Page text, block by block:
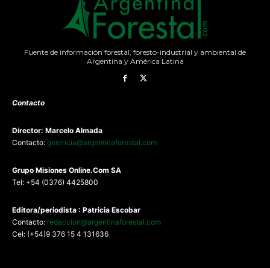
Fuente de información forestal, foresto-industrial y ambiental de
Argentina y América Latina
Contacto
Director: Marcelo Almada
Contacto: gerencia@argentinaforestal.com
Grupo Misiones Online.Com SA
Tel: +54 (0376) 4425800
Editora/periodista : Patricia Escobar
Contacto: redaccion@argentinaforestal.com
Cel: (+54)9 376 15 4 131636